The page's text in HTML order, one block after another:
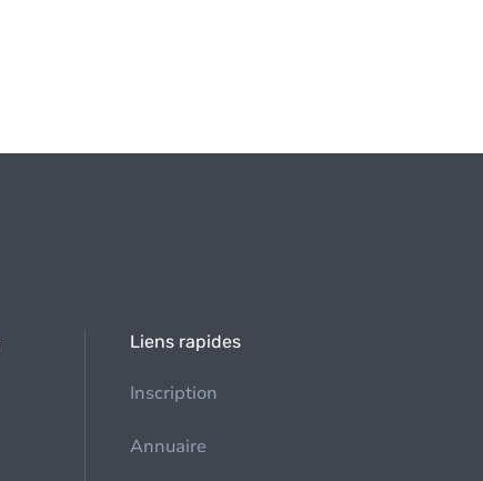
Liens rapides
Inscription
Annuaire